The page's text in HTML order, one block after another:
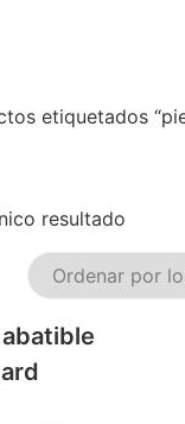
etiquetados
resultado